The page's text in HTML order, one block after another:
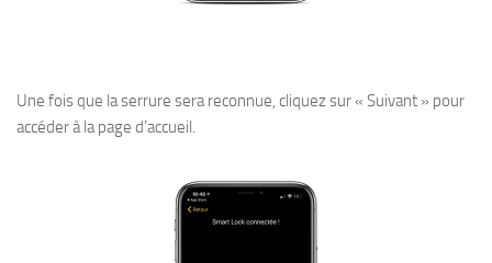
Une fois que la serrure sera reconnue, cliquez sur « Suivant » pour
accéder à la page d’accueil.